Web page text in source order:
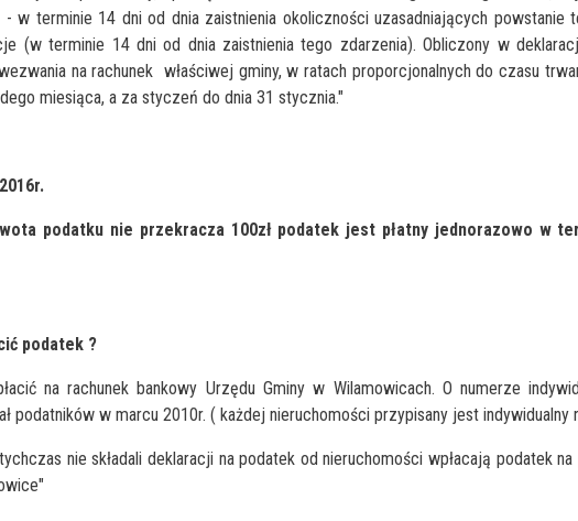
- w terminie 14 dni od dnia zaistnienia okoliczności uzasadniających powstanie
(w terminie 14 dni od dnia zaistnienia tego zdarzenia). Obliczony w
na rachunek właściwej gminy, w ratach proporcjonalnych do czasu
miesiąca, a za styczeń do dnia 31 stycznia."
podatku nie przekracza 100zł podatek jest płatny jednorazowo w
podatek ?
na rachunek bankowy Urzędu Gminy w Wilamowicach. O numerze
podatników w marcu 2010r. ( każdej nieruchomości przypisany jest indywidualny
nie składali deklaracji na podatek od nieruchomości wpłacają podatek